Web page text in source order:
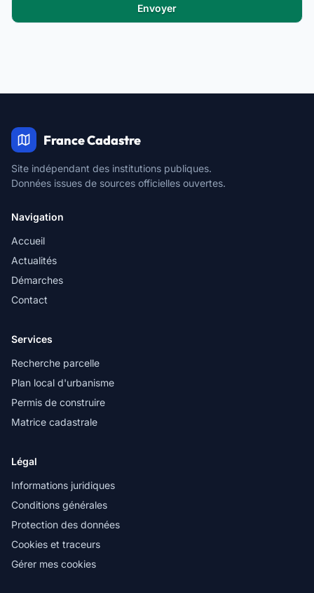
France Cadastre
Site indépendant des institutions publiques.
Données issues de sources officielles ouvertes.
Navigation
Accueil
Actualités
Démarches
Contact
Services
Recherche parcelle
Plan local d'urbanisme
Permis de construire
Matrice cadastrale
Légal
Informations juridiques
Conditions générales
Protection des données
Cookies et traceurs
Gérer mes cookies